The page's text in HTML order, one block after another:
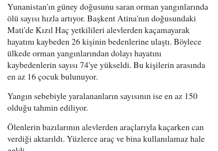
Yunanistan'ın güney doğusunu saran orman yangınlarında
ölü sayısı hızla artıyor. Başkent Atina'nın doğusundaki
Mati'de Kızıl Haç yetkilileri alevlerden kaçamayarak
hayatını kaybeden 26 kişinin bedenlerine ulaştı. Böylece
ülkede orman yangınlarından dolayı hayatını
kaybedenlerin sayısı 74'ye yükseldi. Bu kişilerin arasında
en az 16 çocuk bulunuyor.
Yangın sebebiyle yaralananların sayısının ise en az 150
olduğu tahmin ediliyor.
Ölenlerin bazılarının alevlerden araçlarıyla kaçarken can
verdiği aktarıldı. Yüzlerce araç ve bina kullanılamaz hale